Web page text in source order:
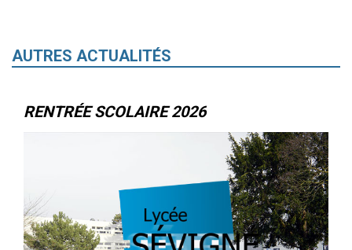
AUTRES ACTUALITÉS
RENTRÉE SCOLAIRE 2026